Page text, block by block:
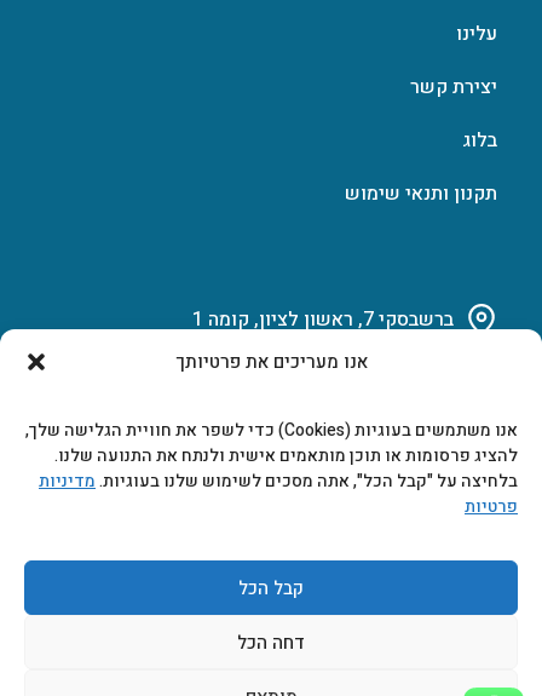
אנו מעריכים את פרטיותך
אנו משתמשים בעוגיות (Cookies) כדי לשפר את חוויית הגלישה שלך,
להציג פרסומות או תוכן מותאמים אישית ולנתח את התנועה שלנו.
בלחיצה על "קבל הכל", אתה מסכים לשימוש שלנו בעוגיות.מדיניות
פרטיות
קבל הכל
דחה הכל
עלינו
יצירת קשר
בלוג
תקנון ותנאי שימוש
ברשבסקי 7, ראשון לציון, קומה 1
marketing@b-tech.co.il